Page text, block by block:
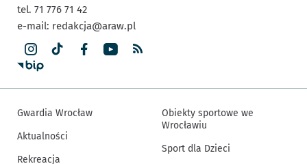
tel. 71 776 71 42
e-mail: redakcja@araw.pl
Gwardia Wrocław
Aktualności
Rekreacja
Obiekty sportowe we
Wrocławiu
Sport dla Dzieci